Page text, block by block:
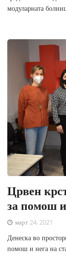
модуларната
Црвен
за помош
март 24, 2021
Денеска во
помош и нега на